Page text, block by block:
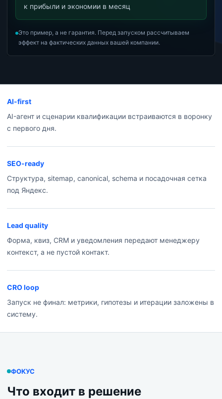
к прибыли и экономии в месяц
Это пример, а не гарантия. Перед запуском рассчитываем
эффект на фактических данных вашей компании.
AI-first
AI-агент и сценарии квалификации встраиваются в воронку
с первого дня.
SEO-ready
Структура, sitemap, canonical, schema и посадочная сетка
под Яндекс.
Lead quality
Форма, квиз, CRM и уведомления передают менеджеру
контекст, а не пустой контакт.
CRO loop
Запуск не финал: метрики, гипотезы и итерации заложены в
систему.
ФОКУС
Что входит в решение